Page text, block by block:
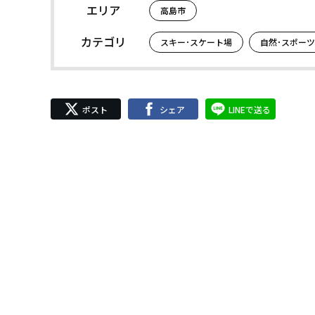
エリア 高島市
カテゴリ スキー･スケート場 自然･スポーツ
ポスト シェア LINEで送る